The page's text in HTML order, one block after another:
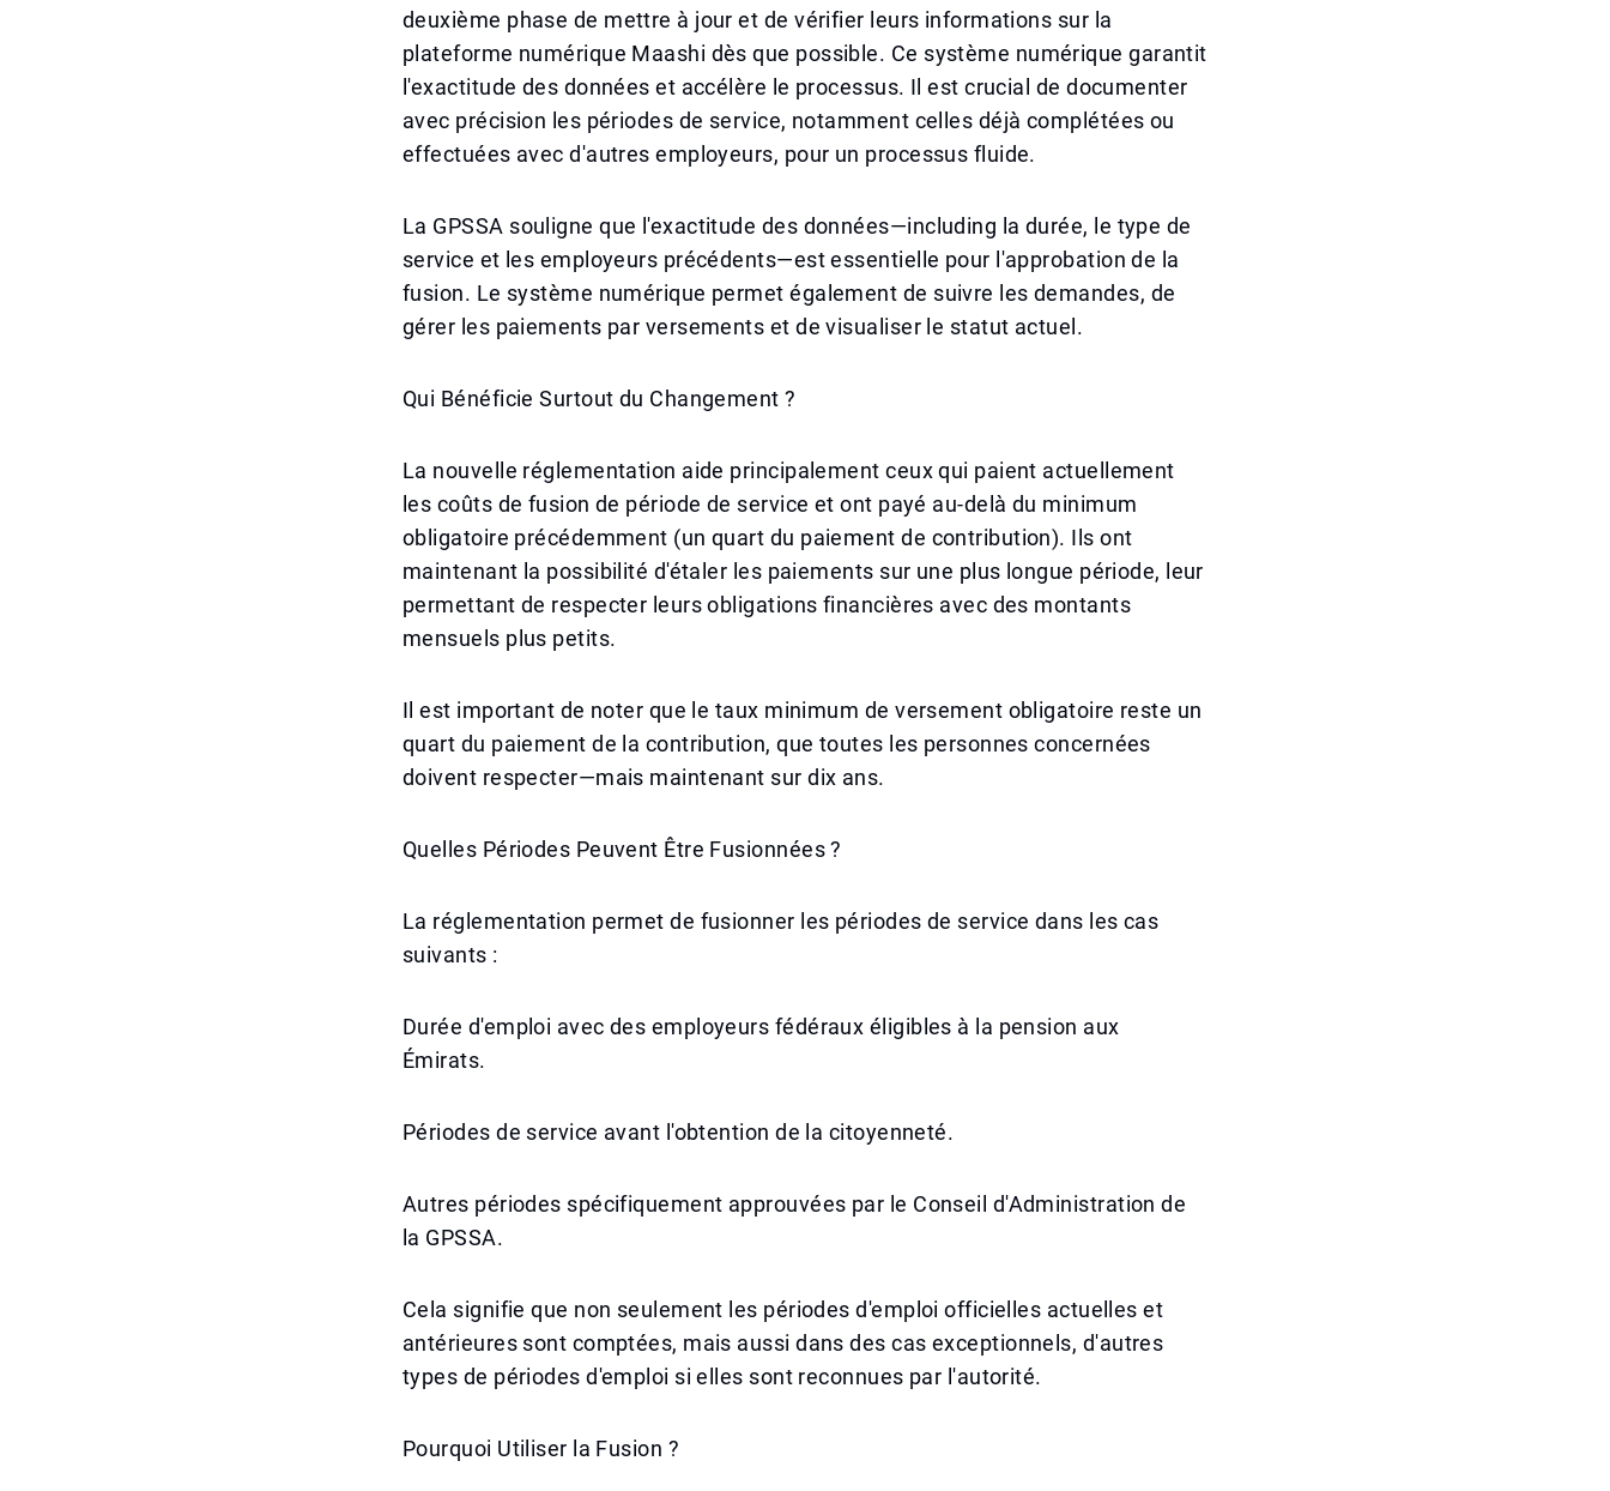
deuxième phase de mettre à jour et de vérifier leurs informations sur la
plateforme numérique Maashi dès que possible. Ce système numérique garantit
l'exactitude des données et accélère le processus. Il est crucial de documenter
avec précision les périodes de service, notamment celles déjà complétées ou
effectuées avec d'autres employeurs, pour un processus fluide.
La GPSSA souligne que l'exactitude des données—including la durée, le type de
service et les employeurs précédents—est essentielle pour l'approbation de la
fusion. Le système numérique permet également de suivre les demandes, de
gérer les paiements par versements et de visualiser le statut actuel.
Qui Bénéficie Surtout du Changement ?
La nouvelle réglementation aide principalement ceux qui paient actuellement
les coûts de fusion de période de service et ont payé au-delà du minimum
obligatoire précédemment (un quart du paiement de contribution). Ils ont
maintenant la possibilité d'étaler les paiements sur une plus longue période, leur
permettant de respecter leurs obligations financières avec des montants
mensuels plus petits.
Il est important de noter que le taux minimum de versement obligatoire reste un
quart du paiement de la contribution, que toutes les personnes concernées
doivent respecter—mais maintenant sur dix ans.
Quelles Périodes Peuvent Être Fusionnées ?
La réglementation permet de fusionner les périodes de service dans les cas
suivants :
Durée d'emploi avec des employeurs fédéraux éligibles à la pension aux
Émirats.
Périodes de service avant l'obtention de la citoyenneté.
Autres périodes spécifiquement approuvées par le Conseil d'Administration de
la GPSSA.
Cela signifie que non seulement les périodes d'emploi officielles actuelles et
antérieures sont comptées, mais aussi dans des cas exceptionnels, d'autres
types de périodes d'emploi si elles sont reconnues par l'autorité.
Pourquoi Utiliser la Fusion ?